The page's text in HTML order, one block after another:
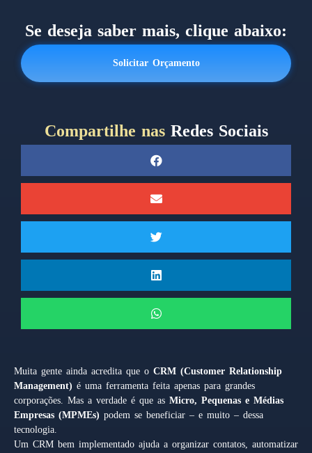
Se deseja saber mais, clique abaixo:
Solicitar Orçamento
Compartilhe nas Redes Sociais
Muita gente ainda acredita que o CRM (Customer Relationship
Management) é uma ferramenta feita apenas para grandes
corporações. Mas a verdade é que as Micro, Pequenas e Médias
Empresas (MPMEs) podem se beneficiar – e muito – dessa
tecnologia.
Um CRM bem implementado ajuda a organizar contatos, automatizar